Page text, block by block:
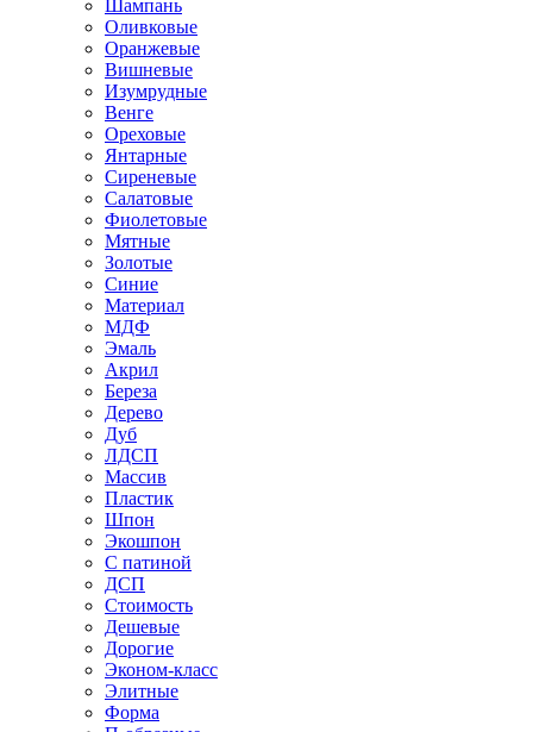
Шампань
Оливковые
Оранжевые
Вишневые
Изумрудные
Венге
Ореховые
Янтарные
Сиреневые
Салатовые
Фиолетовые
Мятные
Золотые
Синие
Материал
МДФ
Эмаль
Акрил
Береза
Дерево
Дуб
ЛДСП
Массив
Пластик
Шпон
Экошпон
С патиной
ДСП
Стоимость
Дешевые
Дорогие
Эконом-класс
Элитные
Форма